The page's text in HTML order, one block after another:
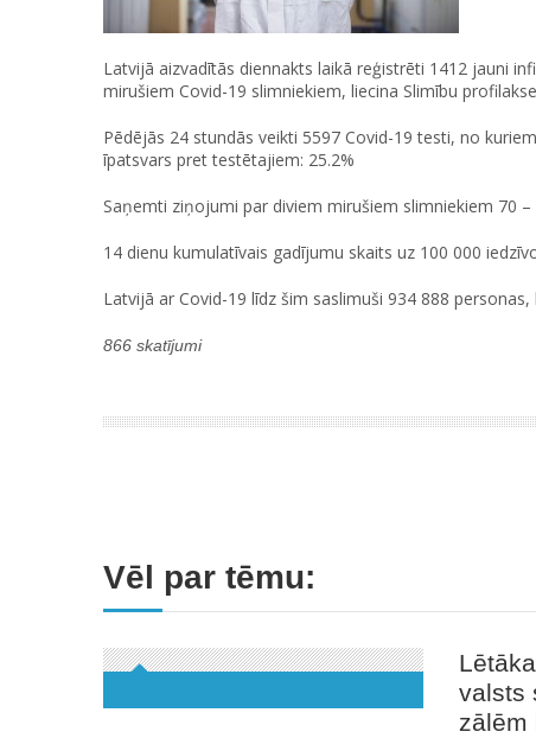
Latvijā aizvadītās diennakts laikā reģistrēti 1412 jauni
mirušiem Covid-19 slimniekiem, liecina Slimību
Pēdējās 24 stundās veikti 5597 Covid-19 testi, no
īpatsvars pret testētajiem: 25.2%
Saņemti ziņojumi par diviem mirušiem slimniekiem 70 –
14 dienu kumulatīvais gadījumu skaits uz 100 000
Latvijā ar Covid-19 līdz šim saslimuši 934 888
866 skatījumi
Vēl par tēmu:
valsts
zālēm